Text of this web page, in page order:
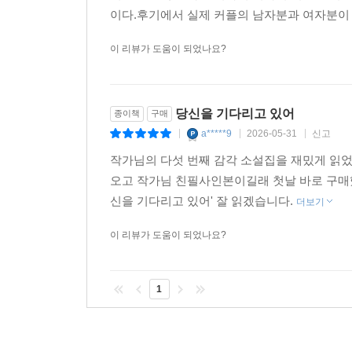
작가는 이 작품을 쓰면서 소설을 향한 사랑과 갈
이 소설은 이렇게 생명의 기운으로 가득 차 있다.
김보영은 동시대 우리가 느끼는 그리움과 고립
그만큼 아름다울 수 있음을 다시 한번 일깨운다.
― 미카이아 존슨 (소설가, 《세상의 경계에서》 저
‘스텔라 오디세이 트릴로지’를 관통하는 주제
하는 죽음의 목적지였다. 이들은 모든 게 완전히
희망을 발굴하고 나아간다. 3부작 모두가 독자
이다.후기에서 실제 커플의 남자분과 여자분
이 리뷰가 도움이 되었나요?
종이책 구매 당신을 기다리고 있어
a*****9 2026-05-31 신고
작가님의 다섯 번째 감각 소설집을 재밌게 읽
오고 작가님 친필사인본이길래 첫날 바로 구
신을 기다리고 있어' 잘 읽겠습니다. 더보기
이 리뷰가 도움이 되었나요?
1